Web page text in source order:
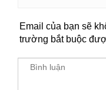
Email của bạn sẽ
trường bắt buộc